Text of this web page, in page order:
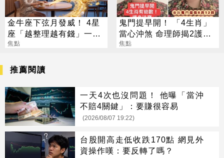
金牛座下弦月發威！ 4星
座「越整理越有錢」一路
旺運到10月
焦點
鬼門提早開！ 「4生肖」
當心沖煞 命理師揭2護身
法寶
焦點
推薦閱讀
一天4次也沒問題！ 他曝「當沖
不賠4關鍵」：要賺很容易
(2026/08/07 19:22)
台股開高走低收跌170點 網見外
資操作嘆：要反轉了嗎？